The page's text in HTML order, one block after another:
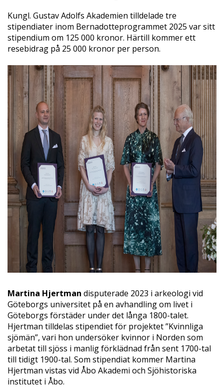
Kungl. Gustav Adolfs Akademien tilldelade tre
stipendiater inom Bernadotteprogrammet 2025 var sitt
stipendium om 125 000 kronor. Härtill kommer ett
resebidrag på 25 000 kronor per person.
Martina Hjertman disputerade 2023 i arkeologi vid
Göteborgs universitet på en avhandling om livet i
Göteborgs förstäder under det långa 1800-talet.
Hjertman tilldelas stipendiet för projektet ”Kvinnliga
sjömän”, vari hon undersöker kvinnor i Norden som
arbetat till sjöss i manlig förklädnad från sent 1700-tal
till tidigt 1900-tal. Som stipendiat kommer Martina
Hjertman vistas vid Åbo Akademi och Sjöhistoriska
institutet i Åbo.